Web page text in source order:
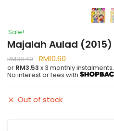
Sale!
Majalah Aulad (2015)
RM38.40 RM10.60
or RM3.53 x 3 monthly instalments.
No interest or fees with
Out of stock